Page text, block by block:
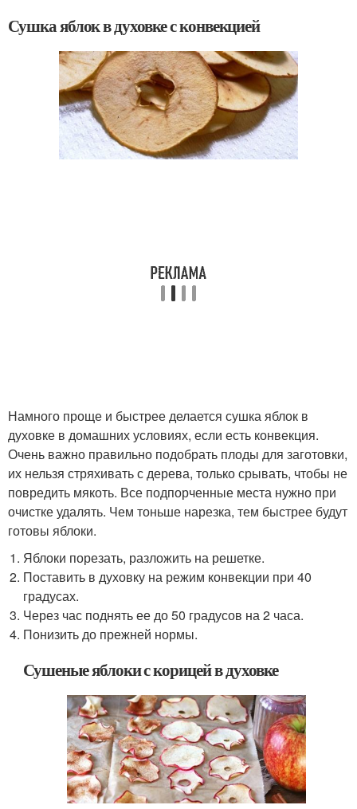
Сушка яблок в духовке с конвекцией
Намного проще и быстрее делается сушка яблок в
духовке в домашних условиях, если есть конвекция.
Очень важно правильно подобрать плоды для заготовки,
их нельзя стряхивать с дерева, только срывать, чтобы не
повредить мякоть. Все подпорченные места нужно при
очистке удалять. Чем тоньше нарезка, тем быстрее будут
готовы яблоки.
Яблоки порезать, разложить на решетке.
Поставить в духовку на режим конвекции при 40
градусах.
Через час поднять ее до 50 градусов на 2 часа.
Понизить до прежней нормы.
Сушеные яблоки с корицей в духовке